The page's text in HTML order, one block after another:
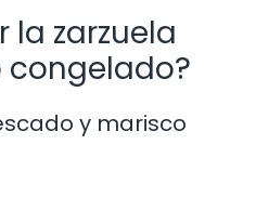
la zarzuela
y marisco